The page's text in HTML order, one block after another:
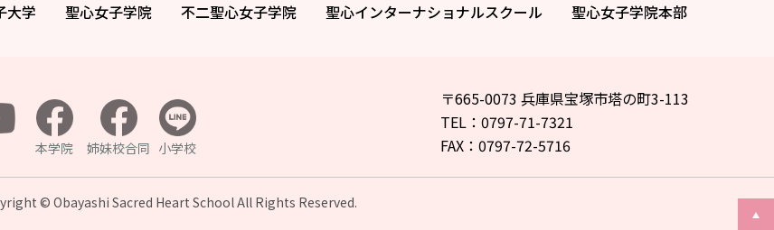
大学 聖心女子学院 不二聖心女子学院 聖心インターナショナルスクール 聖心女子学院本部
本学院 姉妹校合同 小学校
〒665-0073 兵庫県宝塚市塔の町3-113
TEL：0797-71-7321
FAX：0797-72-5716
© Obayashi Sacred Heart School All Rights Reserved.